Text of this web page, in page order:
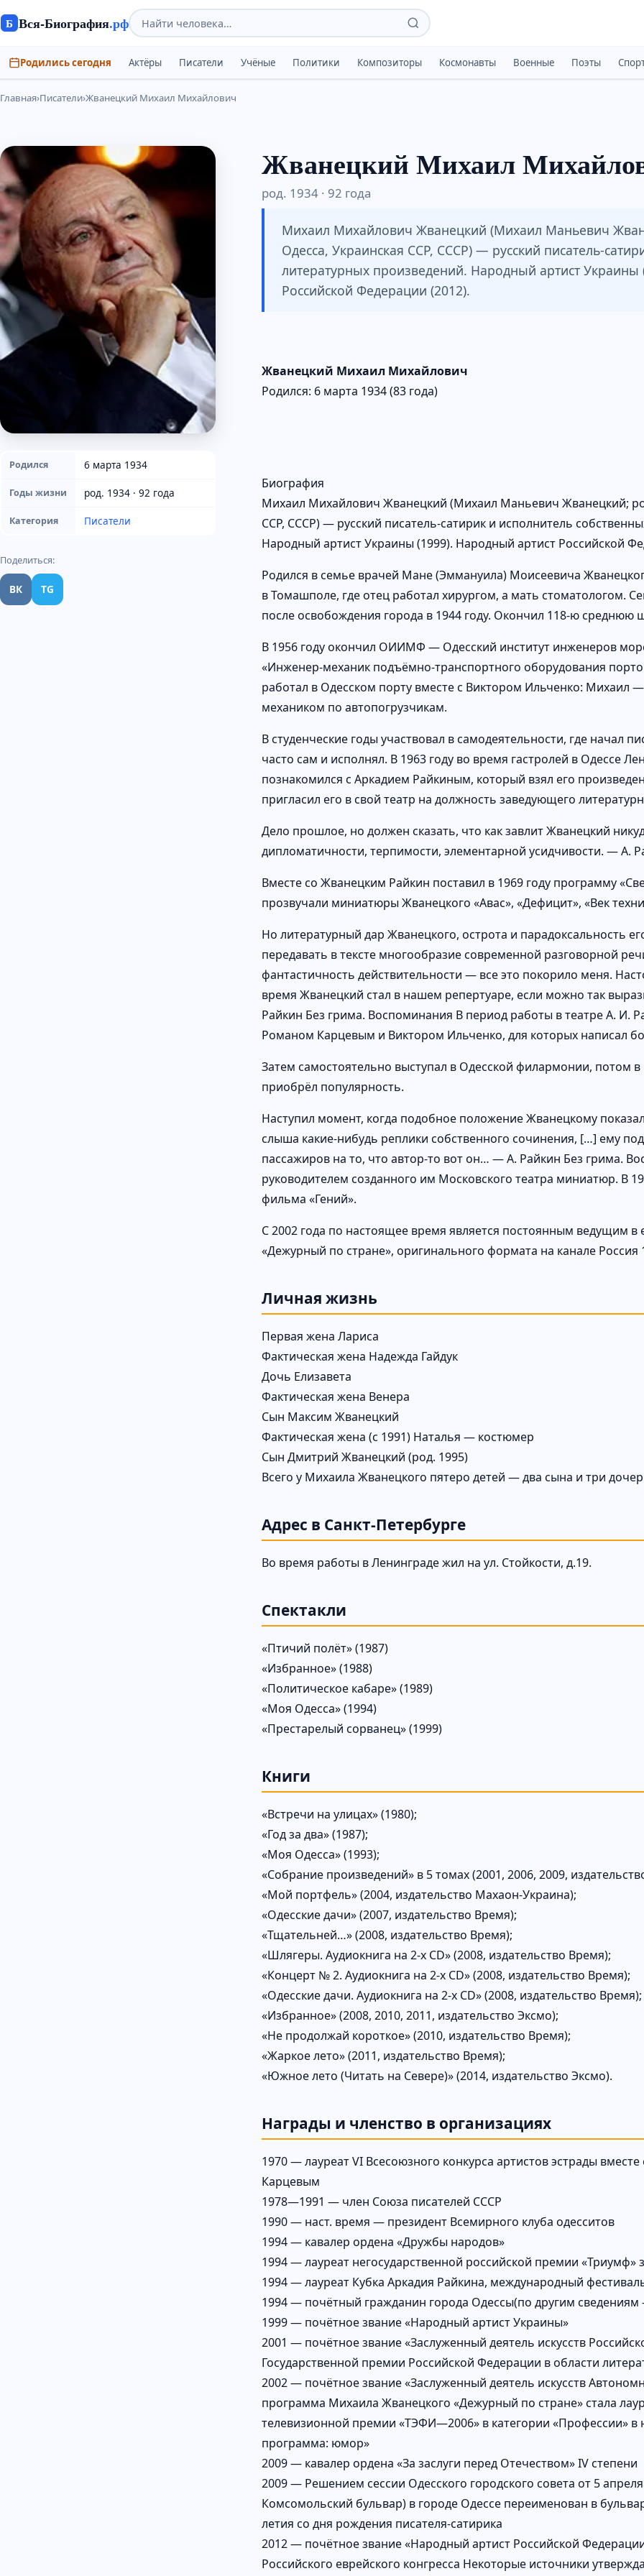
Б Вся-Биография.рф
Родились сегодня Актёры Писатели Учёные Политики Композиторы Космонавты Военные Поэты
Главная›Писатели›Жванецкий Михаил Михайлович
Родился 6 марта 1934
Годы жизни род. 1934 · 92 года
Категория Писатели
Поделиться:
ВК TG
Жванецкий Михаил
род. 1934 · 92 года
Михаил Михайлович Жванецкий (Михаил Маньевич
Одесса, Украинская ССР, СССР) — русский писатель-
литературных произведений. Народный артист Украины
Российской Федерации (2012).
Жванецкий Михаил Михайлович
Родился: 6 марта 1934 (83 года)
Биография
Михаил Михайлович Жванецкий (Михаил Маньевич Жванецкий;
ССР, СССР) — русский писатель-сатирик и исполнитель
Народный артист Украины (1999). Народный артист Российской
Родился в семье врачей Мане (Эммануила) Моисеевича
в Томашполе, где отец работал хирургом, а мать стоматологом.
после освобождения города в 1944 году. Окончил 118-ю среднюю
В 1956 году окончил ОИИМФ — Одесский институт инженеров
«Инженер-механик подъёмно-транспортного оборудования
работал в Одесском порту вместе с Виктором Ильченко: Михаил
механиком по автопогрузчикам.
В студенческие годы участвовал в самодеятельности, где начал
часто сам и исполнял. В 1963 году во время гастролей в Одессе
познакомился с Аркадием Райкиным, который взял его
пригласил его в свой театр на должность заведующего
Дело прошлое, но должен сказать, что как завлит Жванецкий
дипломатичности, терпимости, элементарной усидчивости. — А.
Вместе со Жванецким Райкин поставил в 1969 году программу
прозвучали миниатюры Жванецкого «Авас», «Дефицит», «Век
Но литературный дар Жванецкого, острота и парадоксальность
передавать в тексте многообразие современной разговорной
фантастичность действительности — все это покорило меня.
время Жванецкий стал в нашем репертуаре, если можно так
Райкин Без грима. Воспоминания В период работы в театре А. И.
Романом Карцевым и Виктором Ильченко, для которых написал
Затем самостоятельно выступал в Одесской филармонии, потом
приобрёл популярность.
Наступил момент, когда подобное положение Жванецкому
слыша какие-нибудь реплики собственного сочинения, […] ему
пассажиров на то, что автор-то вот он… — А. Райкин Без грима.
руководителем созданного им Московского театра миниатюр. В
фильма «Гений».
С 2002 года по настоящее время является постоянным ведущим
«Дежурный по стране», оригинального формата на канале Россия
Личная жизнь
Первая жена Лариса
Фактическая жена Надежда Гайдук
Дочь Елизавета
Фактическая жена Венера
Сын Максим Жванецкий
Фактическая жена (с 1991) Наталья — костюмер
Сын Дмитрий Жванецкий (род. 1995)
Всего у Михаила Жванецкого пятеро детей — два сына и три
Адрес в Санкт-Петербурге
Во время работы в Ленинграде жил на ул. Стойкости, д.19.
Спектакли
«Птичий полёт» (1987)
«Избранное» (1988)
«Политическое кабаре» (1989)
«Моя Одесса» (1994)
«Престарелый сорванец» (1999)
Книги
«Встречи на улицах» (1980);
«Год за два» (1987);
«Моя Одесса» (1993);
«Собрание произведений» в 5 томах (2001, 2006, 2009,
«Мой портфель» (2004, издательство Махаон-Украина);
«Одесские дачи» (2007, издательство Время);
«Тщательней…» (2008, издательство Время);
«Шлягеры. Аудиокнига на 2-х CD» (2008, издательство Время);
«Концерт № 2. Аудиокнига на 2-х CD» (2008, издательство Время);
«Одесские дачи. Аудиокнига на 2-х CD» (2008, издательство Время);
«Избранное» (2008, 2010, 2011, издательство Эксмо);
«Не продолжай короткое» (2010, издательство Время);
«Жаркое лето» (2011, издательство Время);
«Южное лето (Читать на Севере)» (2014, издательство Эксмо).
Награды и членство в организациях
1970 — лауреат VI Всесоюзного конкурса артистов эстрады
Карцевым
1978—1991 — член Союза писателей СССР
1990 — наст. время — президент Всемирного клуба одесситов
1994 — кавалер ордена «Дружбы народов»
1994 — лауреат негосударственной российской премии «Триумф»
1994 — лауреат Кубка Аркадия Райкина, международный
1994 — почётный гражданин города Одессы(по другим сведениям
1999 — почётное звание «Народный артист Украины»
2001 — почётное звание «Заслуженный деятель искусств
Государственной премии Российской Федерации в области
2002 — почётное звание «Заслуженный деятель искусств
программа Михаила Жванецкого «Дежурный по стране» стала
телевизионной премии «ТЭФИ—2006» в категории «Профессии» в
программа: юмор»
2009 — кавалер ордена «За заслуги перед Отечеством» IV степени
2009 — Решением сессии Одесского городского совета от 5
Комсомольский бульвар) в городе Одессе переименован в
летия со дня рождения писателя-сатирика
2012 — почётное звание «Народный артист Российской
Российского еврейского конгресса Некоторые источники